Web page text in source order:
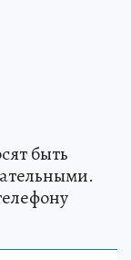
быть